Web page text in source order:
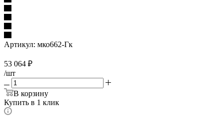
Артикул: мко662-Гк
53 064 ₽
/шт
В корзину
Купить в 1 клик